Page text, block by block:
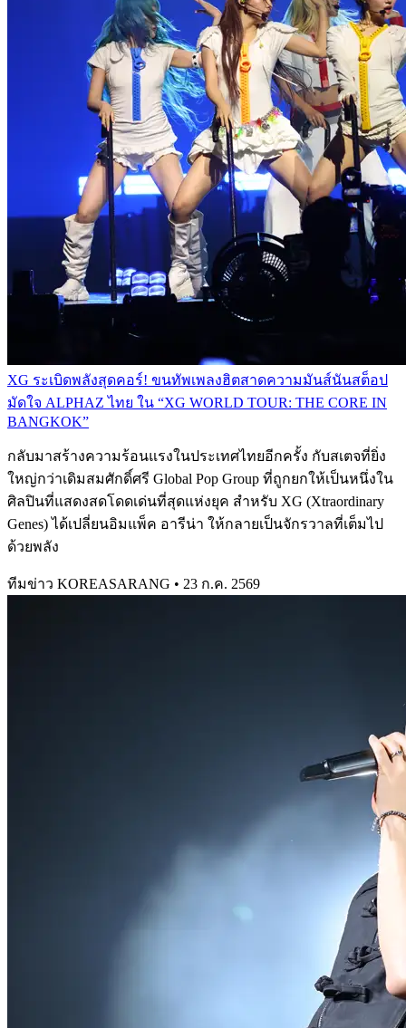
XG ระเบิดพลังสุดคอร์! ขนทัพเพลงฮิตสาดความมันส์นันสต็อป
มัดใจ ALPHAZ ไทย ใน “XG WORLD TOUR: THE CORE IN
BANGKOK”
กลับมาสร้างความร้อนแรงในประเทศไทยอีกครั้ง กับสเตจที่ยิ่ง
ใหญ่กว่าเดิมสมศักดิ์ศรี Global Pop Group ที่ถูกยกให้เป็นหนึ่งใน
ศิลปินที่แสดงสดโดดเด่นที่สุดแห่งยุค สำหรับ XG (Xtraordinary
Genes) ได้เปลี่ยนอิมแพ็ค อารีน่า ให้กลายเป็นจักรวาลที่เต็มไป
ด้วยพลัง
ทีมข่าว KOREASARANG • 23 ก.ค. 2569